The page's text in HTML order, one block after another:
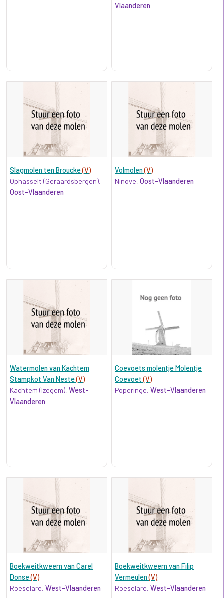
Vlaanderen
Slagmolen ten Broucke(V)
Ophasselt (Geraardsbergen),
Oost-Vlaanderen
Volmolen(V)
Ninove,Oost-Vlaanderen
Watermolen van Kachtem
Stampkot Van Neste(V)
Kachtem (Izegem), West-
Vlaanderen
Coevoets molentje Molentje
Coevoet(V)
Poperinge,West-Vlaanderen
Boekweitkweern van Carel
Donse(V)
Roeselare, West-Vlaanderen
Boekweitkweern van Filip
Vermeulen(V)
Roeselare,West-Vlaanderen